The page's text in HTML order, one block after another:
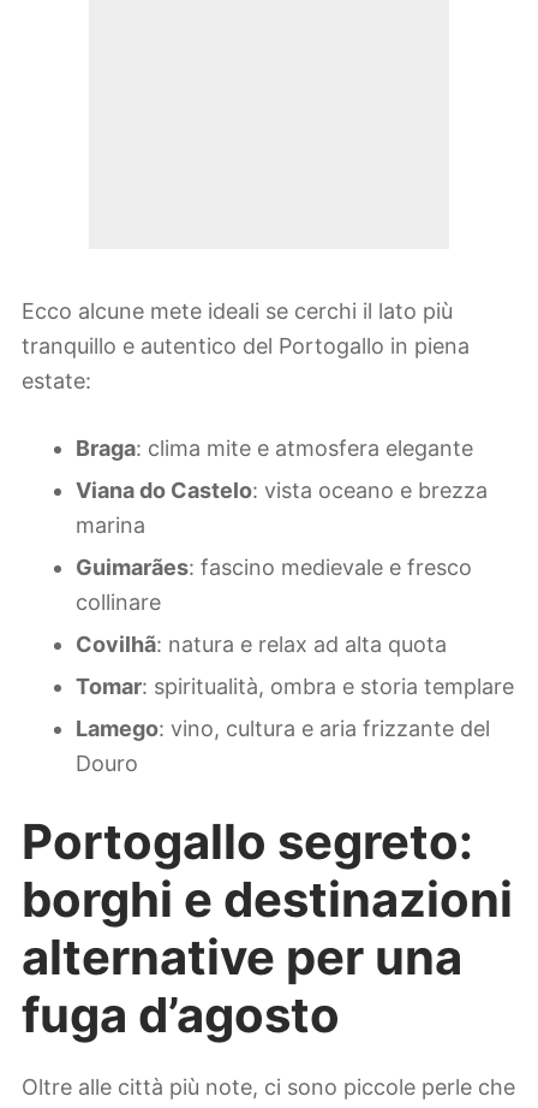
Ecco alcune mete ideali se cerchi il lato più
tranquillo e autentico del Portogallo in piena
estate:
Braga: clima mite e atmosfera elegante
Viana do Castelo: vista oceano e brezza
marina
Guimarães: fascino medievale e fresco
collinare
Covilhã: natura e relax ad alta quota
Tomar: spiritualità, ombra e storia templare
Lamego: vino, cultura e aria frizzante del
Douro
Portogallo segreto:
borghi e destinazioni
alternative per una
fuga d’agosto
Oltre alle città più note, ci sono piccole perle che